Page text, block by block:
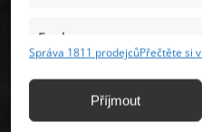
Funkce
Identifikace zařízení na
Správa 1811 prodejcůPřečtěte si
Příjmout